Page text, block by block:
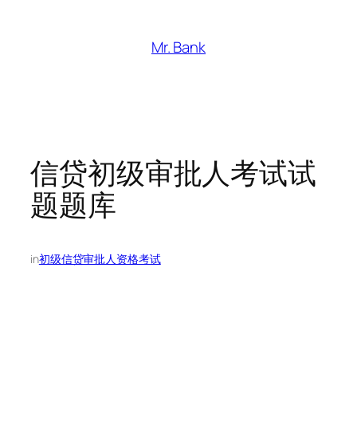
Mr. Bank
信贷初级审批人考试试
题题库
in初级信贷审批人资格考试